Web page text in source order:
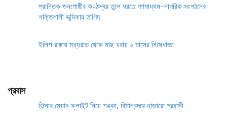
প্রান্তিক জনগোষ্ঠীর কণ্ঠস্বর তুলে ধরতে গণমাধ্যম–নাগরিক সংগঠনের
শক্তিশালী ভূমিকার তাগিদ
ইলিশ রক্ষায় মধ্যরাত থেকে মাছ ধরায় ২ মাসের নিষেধাজ্ঞা
প্রবাস
ভিসার মেয়াদ-ফ্লাইট নিয়ে শঙ্কা, বিমানবন্দরে হাজারো প্রবাসী